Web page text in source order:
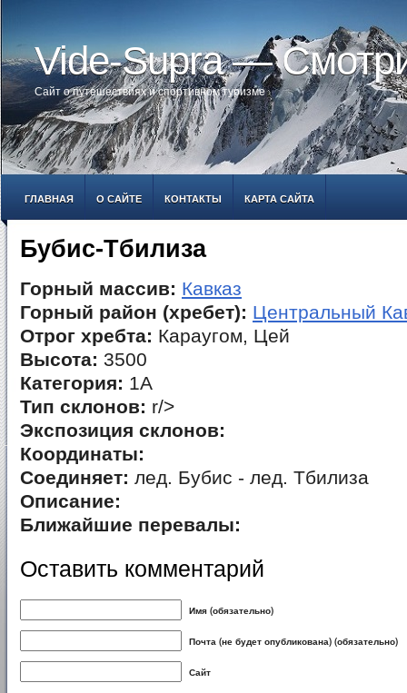
Vide-Supra —
Сайт о путешествиях и спортивном туризме
ГЛАВНАЯ О САЙТЕ КОНТАКТЫ КАРТА САЙТА
Бубис-Тбилиза
Горный массив: Кавказ
Горный район (хребет): Центральный
Отрог хребта: Караугом, Цей
Высота: 3500
Категория: 1А
Тип склонов: r/>
Экспозиция склонов:
Координаты:
Соединяет: лед. Бубис - лед. Тбилиза
Описание:
Ближайшие перевалы:
Оставить комментарий
Имя (обязательно)
Почта (не будет опубликована) (обязательно)
Сайт